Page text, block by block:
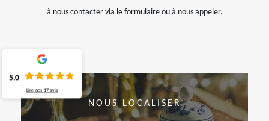
à nous contacter via le formulaire ou à nous appeler.
NOUS LOCALISER
5.0
Lire nos 17 avis